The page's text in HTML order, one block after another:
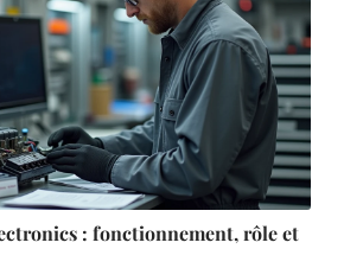
: fonctionnement, rôle et